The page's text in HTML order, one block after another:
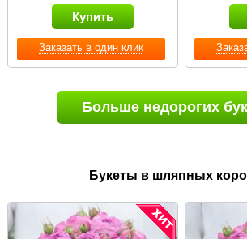
Заказать в один клик
Купить
Больше недорогих
Букеты в шляпных